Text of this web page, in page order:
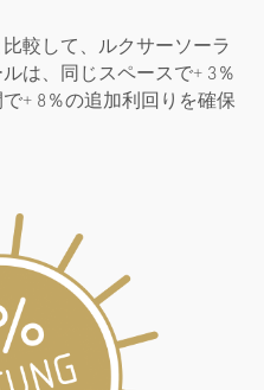
較して、ルクサーソーラ
は、同じスペースで+ 3％
+ 8％の追加利回りを確保